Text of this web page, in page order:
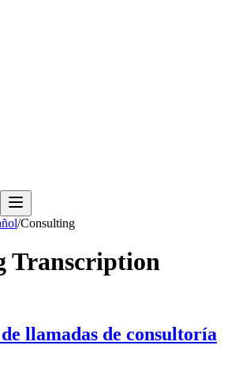
/Consulting
Transcription
llamadas de consultoría